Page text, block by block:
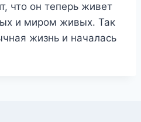
что он теперь живет
и миром живых. Так
жизнь и началась